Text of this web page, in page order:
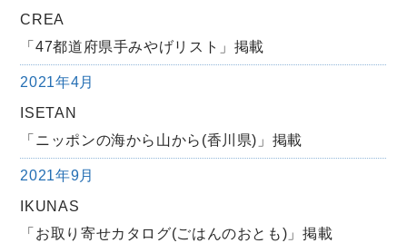
CREA
「47都道府県手みやげリスト」掲載
2021年4月
ISETAN
「ニッポンの海から山から(香川県)」掲載
2021年9月
IKUNAS
「お取り寄せカタログ(ごはんのおとも)」掲載